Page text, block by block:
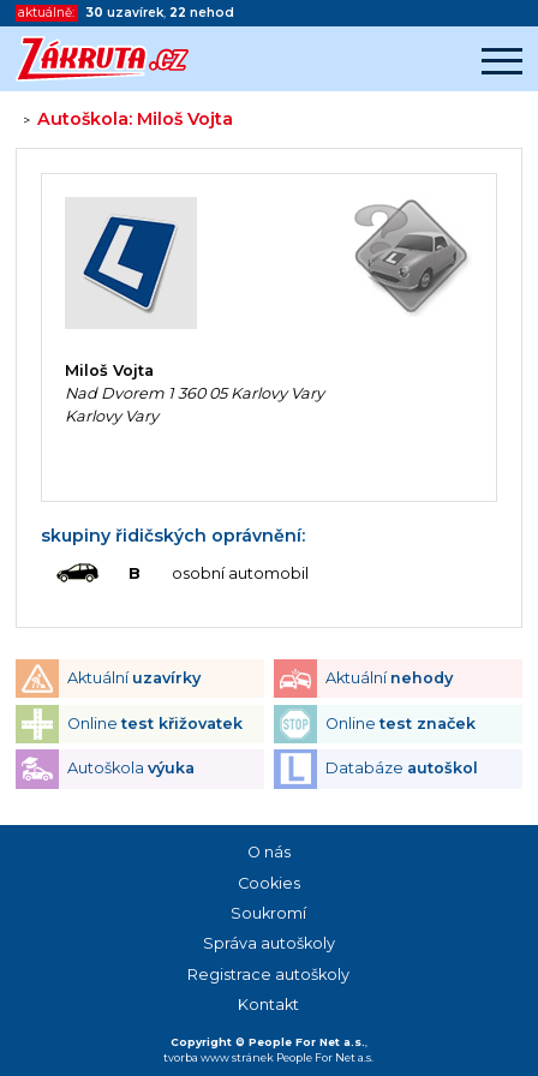
aktuálně: 30 uzavírek, 22 nehod
>Autoškola: Miloš Vojta
Začátek reklamy
Konec reklamy
Miloš Vojta
Nad Dvorem 1 360 05 Karlovy Vary
Karlovy Vary
skupiny řidičských oprávnění:
B osobní automobil
Aktuální uzavírky Aktuální nehody
Onlinetest křižovatek Onlinetest značek
Autoškola výuka Databáze autoškol
Copyright © People For Net a.s.,
tvorba www stránek People For Net a.s.
O nás
Cookies
Soukromí
Správa autoškoly
Registrace autoškoly
Kontakt